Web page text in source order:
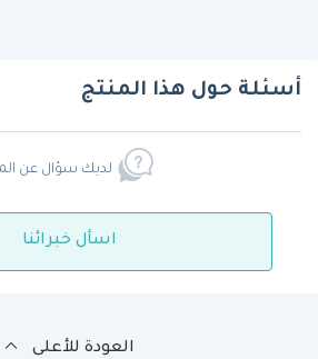
أسئلة حول هذا المنتج
لديك سؤال عن
اسأل خبرائنا
العودة للأعلى